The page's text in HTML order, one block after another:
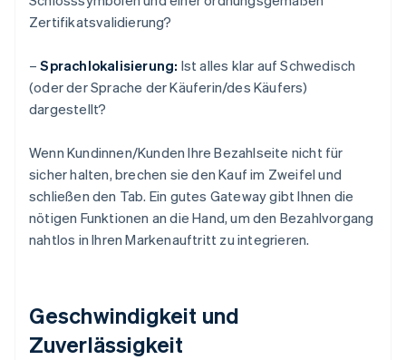
Zertifikatsvalidierung?
–Sprachlokalisierung: Ist alles klar auf Schwedisch
(oder der Sprache der Käuferin/des Käufers)
dargestellt?
Wenn Kundinnen/Kunden Ihre Bezahlseite nicht für
sicher halten, brechen sie den Kauf im Zweifel und
schließen den Tab. Ein gutes Gateway gibt Ihnen die
nötigen Funktionen an die Hand, um den Bezahlvorgang
nahtlos in Ihren Markenauftritt zu integrieren.
Geschwindigkeit und
Zuverlässigkeit